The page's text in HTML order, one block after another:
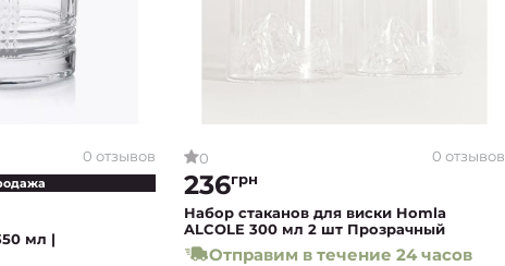
0 отзывов
мл |
0 0 отзывов
236грн
Набор стаканов для виски Homla
ALCOLE 300 мл 2 шт Прозрачный
Отправим в течение 24 часов